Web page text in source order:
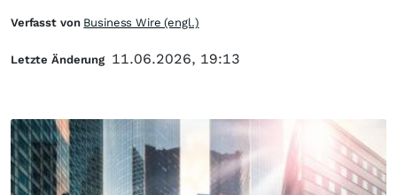
Verfasst von Business Wire (engl.)
Letzte Änderung 11.06.2026, 19:13